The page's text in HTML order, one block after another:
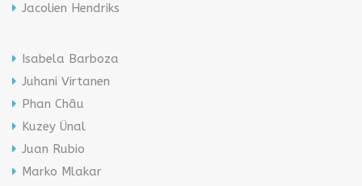
Jacolien Hendriks
Isabela Barboza
Juhani Virtanen
Phan Châu
Kuzey Ünal
Juan Rubio
Marko Mlakar